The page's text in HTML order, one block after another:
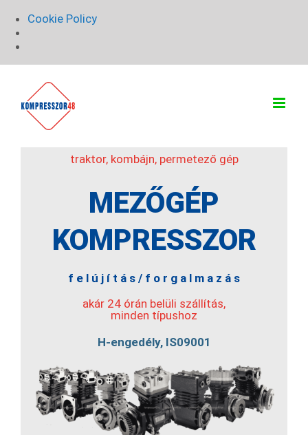
Cookie Policy
traktor, kombájn, permetező gép
MEZŐGÉP
KOMPRESSZOR
f e l ú j í t á s / f o r g a l m a z á s
akár 24 órán belüli szállítás,
minden típushoz
H-engedély, IS09001